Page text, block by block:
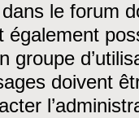
le forum
également
groupe
doivent